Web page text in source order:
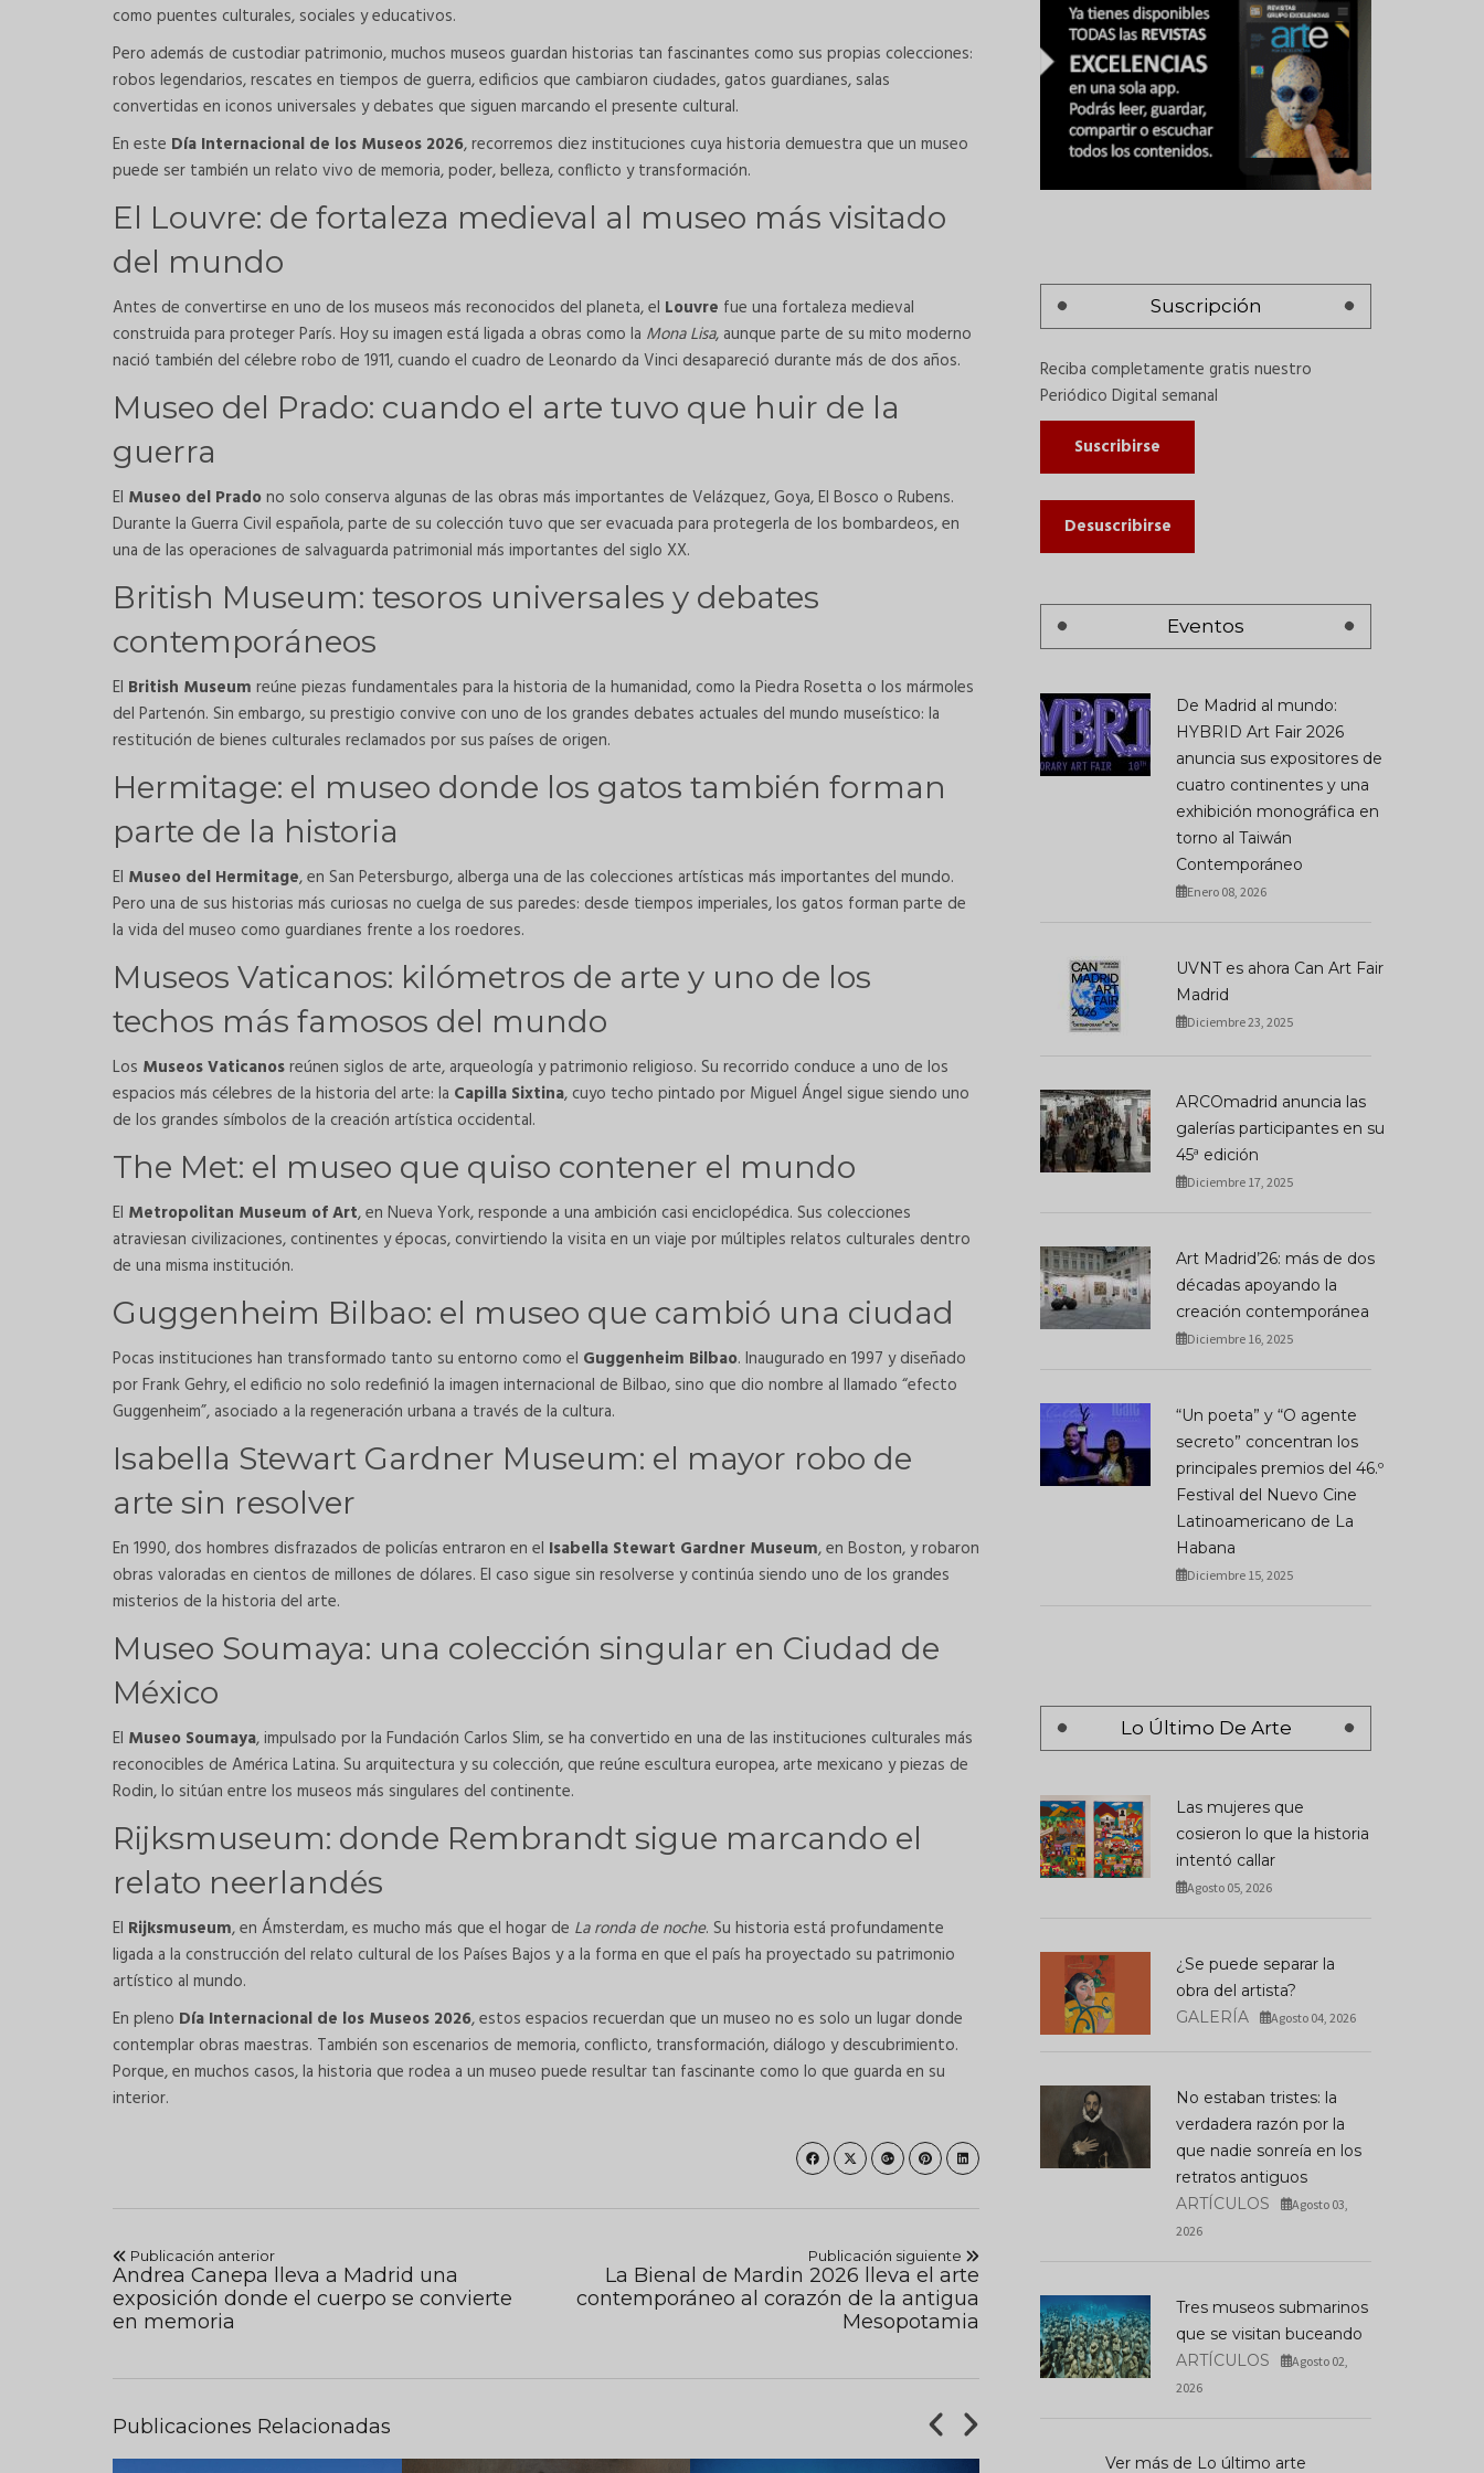
como puentes culturales, sociales y educativos.
Pero además de custodiar patrimonio, muchos museos guardan historias tan fascinantes como sus propias colecciones:
robos legendarios, rescates en tiempos de guerra, edificios que cambiaron ciudades, gatos guardianes, salas
convertidas en iconos universales y debates que siguen marcando el presente cultural.
En este Día Internacional de los Museos 2026, recorremos diez instituciones cuya historia demuestra que un museo
puede ser también un relato vivo de memoria, poder, belleza, conflicto y transformación.
El Louvre: de fortaleza medieval al museo más visitado
del mundo
Antes de convertirse en uno de los museos más reconocidos del planeta, el Louvre fue una fortaleza medieval
construida para proteger París. Hoy su imagen está ligada a obras como la Mona Lisa, aunque parte de su mito moderno
nació también del célebre robo de 1911, cuando el cuadro de Leonardo da Vinci desapareció durante más de dos años.
Museo del Prado: cuando el arte tuvo que huir de la
guerra
El Museo del Pradono solo conserva algunas de las obras más importantes de Velázquez, Goya, El Bosco o Rubens.
Durante la Guerra Civil española, parte de su colección tuvo que ser evacuada para protegerla de los bombardeos, en
una de las operaciones de salvaguarda patrimonial más importantes del siglo XX.
British Museum: tesoros universales y debates
contemporáneos
El British Museum reúne piezas fundamentales para la historia de la humanidad, como la Piedra Rosetta o los mármoles
del Partenón. Sin embargo, su prestigio convive con uno de los grandes debates actuales del mundo museístico: la
restitución de bienes culturales reclamados por sus países de origen.
Hermitage: el museo donde los gatos también forman
parte de la historia
El Museo del Hermitage, en San Petersburgo, alberga una de las colecciones artísticas más importantes del mundo.
Pero una de sus historias más curiosas no cuelga de sus paredes: desde tiempos imperiales, los gatos forman parte de
la vida del museo como guardianes frente a los roedores.
Museos Vaticanos: kilómetros de arte y uno de los
techos más famosos del mundo
Los Museos Vaticanosreúnen siglos de arte, arqueología y patrimonio religioso. Su recorrido conduce a uno de los
espacios más célebres de la historia del arte: la Capilla Sixtina, cuyo techo pintado por Miguel Ángel sigue siendo uno
de los grandes símbolos de la creación artística occidental.
The Met: el museo que quiso contener el mundo
El Metropolitan Museum of Art, en Nueva York, responde a una ambición casi enciclopédica. Sus colecciones
atraviesan civilizaciones, continentes y épocas, convirtiendo la visita en un viaje por múltiples relatos culturales dentro
de una misma institución.
Guggenheim Bilbao: el museo que cambió una ciudad
Pocas instituciones han transformado tanto su entorno como el Guggenheim Bilbao. Inaugurado en 1997 y diseñado
por Frank Gehry, el edificio no solo redefinió la imagen internacional de Bilbao, sino que dio nombre al llamado “efecto
Guggenheim”, asociado a la regeneración urbana a través de la cultura.
Isabella Stewart Gardner Museum: el mayor robo de
arte sin resolver
En 1990, dos hombres disfrazados de policías entraron en el Isabella Stewart Gardner Museum, en Boston, y robaron
obras valoradas en cientos de millones de dólares. El caso sigue sin resolverse y continúa siendo uno de los grandes
misterios de la historia del arte.
Museo Soumaya: una colección singular en Ciudad de
México
El Museo Soumaya, impulsado por la Fundación Carlos Slim, se ha convertido en una de las instituciones culturales más
reconocibles de América Latina. Su arquitectura y su colección, que reúne escultura europea, arte mexicano y piezas de
Rodin, lo sitúan entre los museos más singulares del continente.
Rijksmuseum: donde Rembrandt sigue marcando el
relato neerlandés
El Rijksmuseum, en Ámsterdam, es mucho más que el hogar de La ronda de noche. Su historia está profundamente
ligada a la construcción del relato cultural de los Países Bajos y a la forma en que el país ha proyectado su patrimonio
artístico al mundo.
En pleno Día Internacional de los Museos 2026, estos espacios recuerdan que un museo no es solo un lugar donde
contemplar obras maestras. También son escenarios de memoria, conflicto, transformación, diálogo y descubrimiento.
Porque, en muchos casos, la historia que rodea a un museo puede resultar tan fascinante como lo que guarda en su
interior.
Publicación anterior
Andrea Canepa lleva a Madrid una
exposición donde el cuerpo se convierte
en memoria
Publicación siguiente
La Bienal de Mardin 2026 lleva el arte
contemporáneo al corazón de la antigua
Mesopotamia
Publicaciones Relacionadas
Suscripción
Reciba completamente gratis nuestro
Periódico Digital semanal
Suscribirse
Desuscribirse
Eventos
De Madrid al mundo:
HYBRID Art Fair 2026
anuncia sus expositores de
cuatro continentes y una
exhibición monográfica en
torno al Taiwán
Contemporáneo
Enero 08, 2026
UVNT es ahora Can Art Fair
Madrid
Diciembre 23, 2025
ARCOmadrid anuncia las
galerías participantes en su
45ª edición
Diciembre 17, 2025
Art Madrid’26: más de dos
décadas apoyando la
creación contemporánea
Diciembre 16, 2025
“Un poeta” y “O agente
secreto” concentran los
principales premios del 46.º
Festival del Nuevo Cine
Latinoamericano de La
Habana
Diciembre 15, 2025
Lo Último De Arte
Las mujeres que
cosieron lo que la historia
intentó callar
Agosto 05, 2026
¿Se puede separar la
obra del artista?
GALERÍA
Agosto 04, 2026
No estaban tristes: la
verdadera razón por la
que nadie sonreía en los
retratos antiguos
ARTÍCULOS
Agosto 03,
2026
Tres museos submarinos
que se visitan buceando
ARTÍCULOS
Agosto 02,
2026
Ver más de Lo último arte